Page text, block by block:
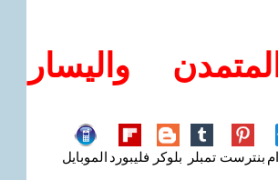
واليسار
بنترست تمبلر بلوكر فليبورد الموبايل